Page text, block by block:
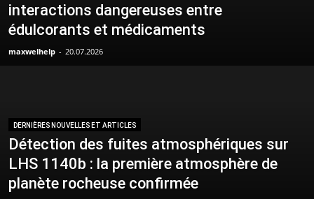
interactions dangereuses entre
édulcorants et médicaments
maxwelhelp - 20.07.2026
DERNIÈRES NOUVELLES ET ARTICLES
Détection des fuites atmosphériques sur
LHS 1140b : la première atmosphère de
planète rocheuse confirmée